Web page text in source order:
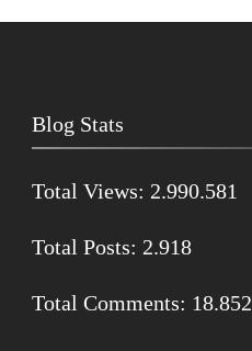
Blog Stats
Total Views: 2.990.581
Total Posts: 2.918
Total Comments: 18.852